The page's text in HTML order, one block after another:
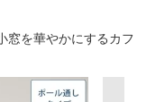
窓を華やかにするカフ